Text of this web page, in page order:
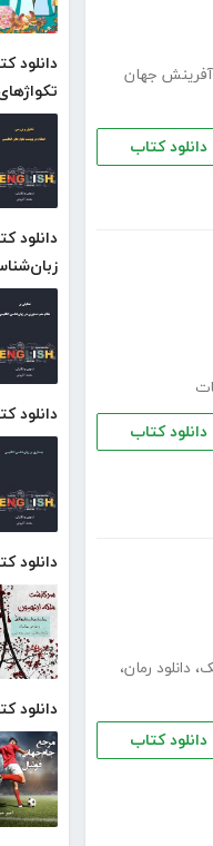
دانلود
دانلود
دانلود
دانلود
دانلود
آفرینش جهان
دانلود کتاب
دانلود کتاب
، دانلود رمان،
دانلود کتاب